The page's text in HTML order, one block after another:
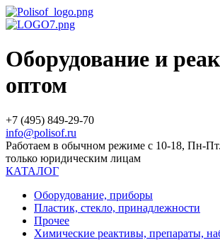
Оборудование и
оптом
+7 (495) 849-29-70
info@polisof.ru
Работаем в обычном режиме с 10-18, Пн-
только юридическим лицам
КАТАЛОГ
Оборудование, приборы
Пластик, стекло, принадлежности
Прочее
Химические реактивы, препараты,